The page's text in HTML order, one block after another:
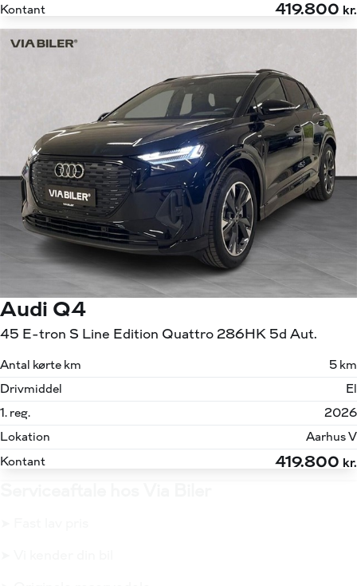
Kontant
419.800 kr.
Audi Q4
45 E-tron S Line Edition Quattro 286HK 5d Aut.
Antal kørte km
5 km
Drivmiddel
El
1. reg.
2026
Lokation
Aarhus V
Kontant
419.800 kr.